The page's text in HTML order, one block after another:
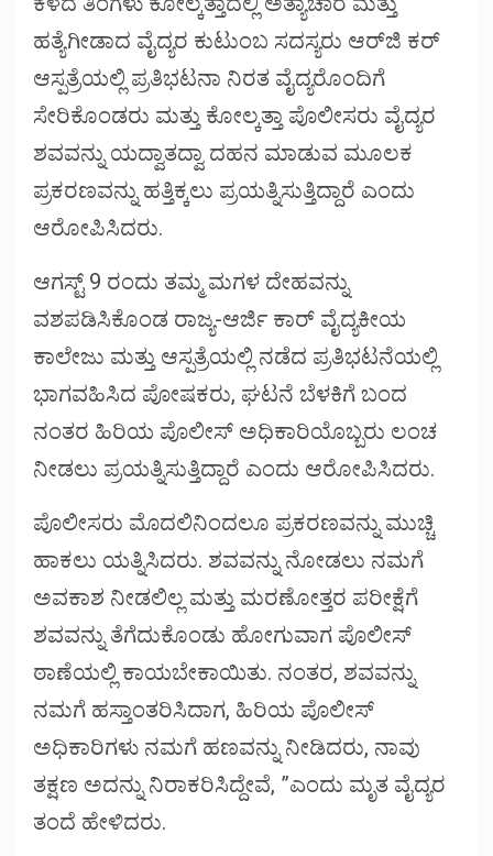
ಹತ್ಯೆಗೀಡಾದ ವೈದ್ಯರ ಕುಟುಂಬ ಸದಸ್ಯರು ಆರ್‌ಜಿ ಕರ್
ಆಸ್ಪತ್ರೆಯಲ್ಲಿ ಪ್ರತಿಭಟನಾ ನಿರತ ವೈದ್ಯರೊಂದಿಗೆ
ಸೇರಿಕೊಂಡರು ಮತ್ತು ಕೋಲ್ಕತ್ತಾ ಪೊಲೀಸರು ವೈದ್ಯರ
ಶವವನ್ನು ಯದ್ವಾತದ್ವಾ ದಹನ ಮಾಡುವ ಮೂಲಕ
ಪ್ರಕರಣವನ್ನು ಹತ್ತಿಕ್ಕಲು ಪ್ರಯತ್ನಿಸುತ್ತಿದ್ದಾರೆ ಎಂದು
ಆರೋಪಿಸಿದರು.
ಆಗಸ್ಟ್ 9 ರಂದು ತಮ್ಮ ಮಗಳ ದೇಹವನ್ನು
ವಶಪಡಿಸಿಕೊಂಡ ರಾಜ್ಯ-ಆರ್ಜಿ ಕಾರ್ ವೈದ್ಯಕೀಯ
ಕಾಲೇಜು ಮತ್ತು ಆಸ್ಪತ್ರೆಯಲ್ಲಿ ನಡೆದ ಪ್ರತಿಭಟನೆಯಲ್ಲಿ
ಭಾಗವಹಿಸಿದ ಪೋಷಕರು, ಘಟನೆ ಬೆಳಕಿಗೆ ಬಂದ
ನಂತರ ಹಿರಿಯ ಪೊಲೀಸ್ ಅಧಿಕಾರಿಯೊಬ್ಬರು ಲಂಚ
ನೀಡಲು ಪ್ರಯತ್ನಿಸುತ್ತಿದ್ದಾರೆ ಎಂದು ಆರೋಪಿಸಿದರು.
ಪೊಲೀಸರು ಮೊದಲಿನಿಂದಲೂ ಪ್ರಕರಣವನ್ನು ಮುಚ್ಚಿ
ಹಾಕಲು ಯತ್ನಿಸಿದರು. ಶವವನ್ನು ನೋಡಲು ನಮಗೆ
ಅವಕಾಶ ನೀಡಲಿಲ್ಲ ಮತ್ತು ಮರಣೋತ್ತರ ಪರೀಕ್ಷೆಗೆ
ಶವವನ್ನು ತೆಗೆದುಕೊಂಡು ಹೋಗುವಾಗ ಪೊಲೀಸ್
ಠಾಣೆಯಲ್ಲಿ ಕಾಯಬೇಕಾಯಿತು. ನಂತರ, ಶವವನ್ನು
ನಮಗೆ ಹಸ್ತಾಂತರಿಸಿದಾಗ, ಹಿರಿಯ ಪೊಲೀಸ್
ಅಧಿಕಾರಿಗಳು ನಮಗೆ ಹಣವನ್ನು ನೀಡಿದರು, ನಾವು
ತಕ್ಷಣ ಅದನ್ನು ನಿರಾಕರಿಸಿದ್ದೇವೆ, ”ಎಂದು ಮೃತ ವೈದ್ಯರ
ತಂದೆ ಹೇಳಿದರು.